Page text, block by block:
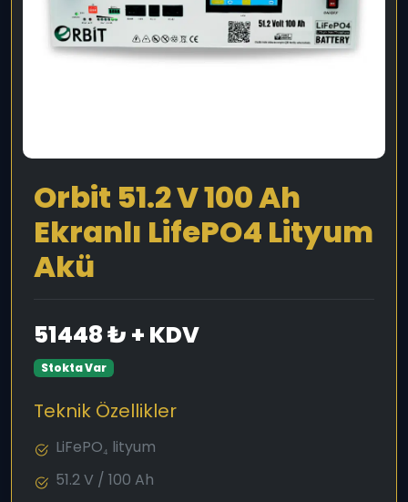
Orbit 51.2 V 100 Ah
Ekranlı LifePO4 Lityum
Akü
51448 ₺ + KDV
Stokta Var
Teknik Özellikler
LiFePO₄ lityum
51.2 V / 100 Ah